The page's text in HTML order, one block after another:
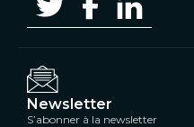
Newsletter
S’abonner à la newsletter